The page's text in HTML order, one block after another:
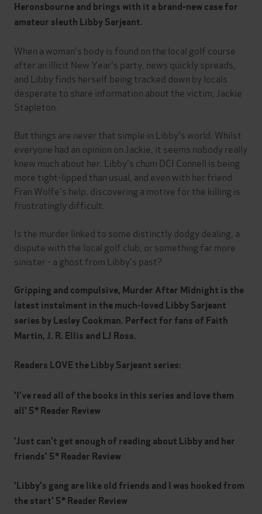
Heronsbourne and brings with it a brand-new case for
amateur sleuth Libby Sarjeant.
When a woman's body is found on the local golf course
after an illicit New Year's party, news quickly spreads,
and Libby finds herself being tracked down by locals
desperate to share information about the victim, Jackie
Stapleton.
But things are never that simple in Libby's world. Whilst
everyone had an opinion on Jackie, it seems nobody really
knew much about her. Libby's chum DCI Connell is being
more tight-lipped than usual, and even with her friend
Fran Wolfe's help, discovering a motive for the killing is
frustratingly difficult.
Is the murder linked to some distinctly dodgy dealing, a
dispute with the local golf club, or something far more
sinister - a ghost from Libby's past?
Gripping and compulsive, Murder After Midnight is the
latest instalment in the much-loved Libby Sarjeant
series by Lesley Cookman. Perfect for fans of Faith
Martin, J. R. Ellis and LJ Ross.
Readers LOVE the Libby Sarjeant series:
'I've read all of the books in this series and love them
all' 5* Reader Review
'Just can't get enough of reading about Libby and her
friends' 5* Reader Review
'Libby's gang are like old friends and I was hooked from
the start' 5* Reader Review